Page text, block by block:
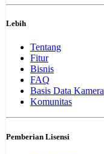
Lebih
Tentang
Fitur
Bisnis
FAQ
Basis Data Kamera
Komunitas
Pemberian Lisensi